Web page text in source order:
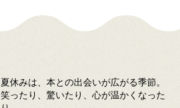
夏休みは、本との出会いが広がる季節。
笑ったり、驚いたり、心が温かくなった